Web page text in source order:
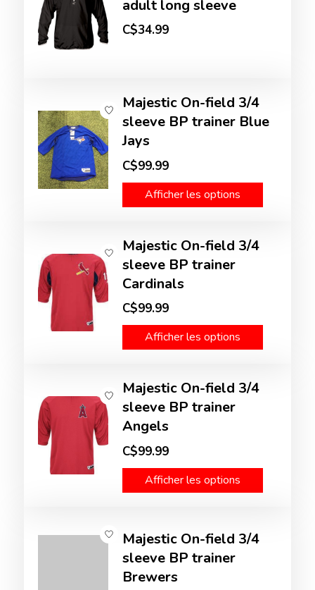
adult long sleeve
C$34.99
Majestic On-field 3/4
sleeve BP trainer Blue
Jays
C$99.99
Afficher les options
Majestic On-field 3/4
sleeve BP trainer
Cardinals
C$99.99
Afficher les options
Majestic On-field 3/4
sleeve BP trainer
Angels
C$99.99
Afficher les options
Majestic On-field 3/4
sleeve BP trainer
Brewers